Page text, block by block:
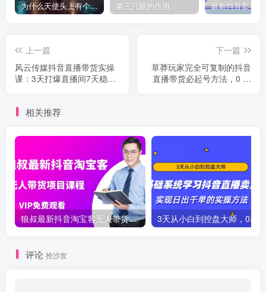
为什么天使头上有个圈？ 第三只眼的作用
上一篇
风云传媒抖音直播带货实操
课：3天打爆直播间7天稳定
下一篇
草莽玩家完全可复制的抖音
直播带货必起号方法，0 粉
相关推荐
狼叔最新抖音淘宝客无人带货项目课程
评论 抢沙发